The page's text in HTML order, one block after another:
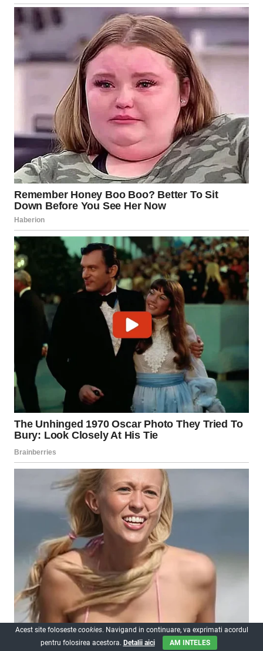
Acest site foloseste cookies. Navigand in continuare, va exprimati acordul
pentru folosirea acestora. Detalii aici AM INTELES